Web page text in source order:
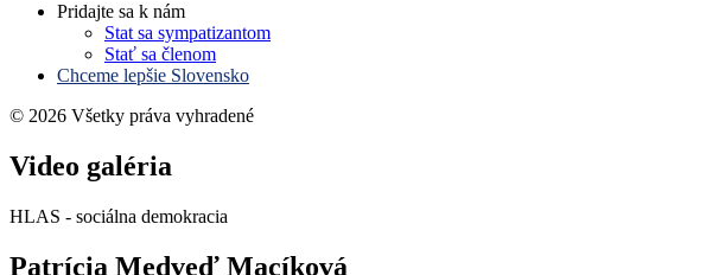
Pridajte sa k nám
Stat sa sympatizantom
Stať sa členom
Chceme lepšie Slovensko
© 2026 Všetky práva vyhradené
Video galéria
HLAS - sociálna demokracia
Patrícia Medveď Macíková